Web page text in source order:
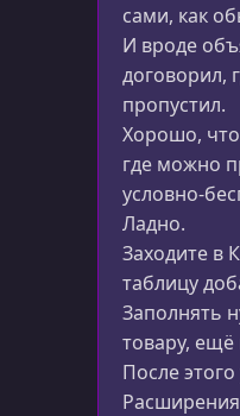
Шаблон страницы
Установка OpenCart
Создание и активация
Перенос верстки в
Шаблоны header и footer
сами, как
И вроде
договорил,
пропустил.
Хорошо, что
где можно
условно-
Ладно.
Заходите в
таблицу
Заполнять
товару, ещё
После